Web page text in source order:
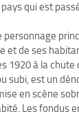
qui est
personnage
et de ses
1920 à la
subi, est un
en scène
Les fondus